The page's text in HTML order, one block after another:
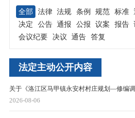
全部 法律 法规 条例 规范 标准
决定
公告 通报 公报 议案 报告
会议纪要
决议 通告 答复
法定主动公开内容
关于《洛江区马甲镇永安村村庄规划—修编
2026-08-06